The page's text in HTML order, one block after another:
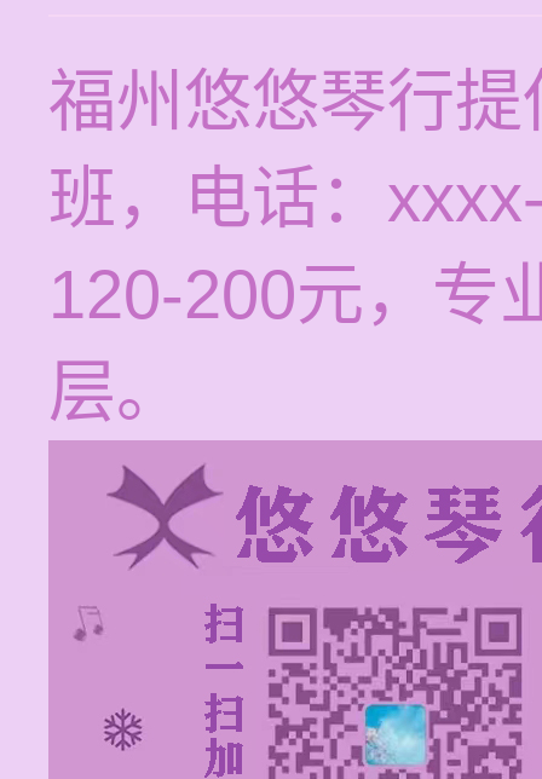
福州悠悠琴行
班，电话：
120-200元，专
层。